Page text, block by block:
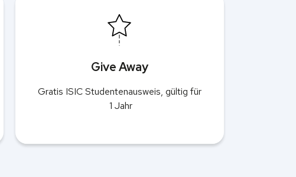
Give Away
Gratis ISIC Studentenausweis, gültig für
1 Jahr